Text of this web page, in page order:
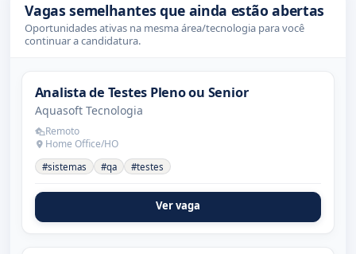
Vagas semelhantes que ainda estão abertas
Oportunidades ativas na mesma área/tecnologia para você
continuar a candidatura.
Analista de Testes Pleno ou Senior
Aquasoft Tecnologia
Remoto
Home Office/HO
#sistemas #qa #testes
Ver vaga